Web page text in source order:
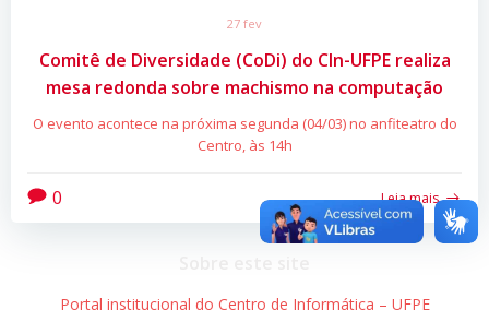
27 fev
Comitê de Diversidade (CoDi) do CIn-UFPE realiza
mesa redonda sobre machismo na computação
O evento acontece na próxima segunda (04/03) no anfiteatro do
Centro, às 14h
0 Leia mais
Portal institucional do Centro de Informática – UFPE